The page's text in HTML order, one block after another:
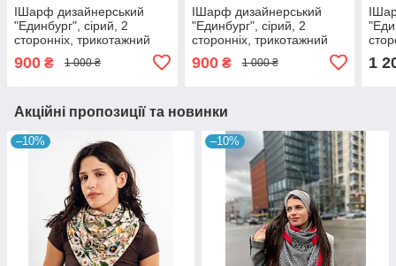
IШарф дизайнерський
"Единбург", сірий, 2
сторонніх, трикотажний
900 ₴ 1 000 ₴
IШарф дизайнерський
"Единбург", сірий, 2
сторонніх, трикотажний
900₴ 1 000 ₴ 1
Акційні пропозиції та новинки
–10% –10%